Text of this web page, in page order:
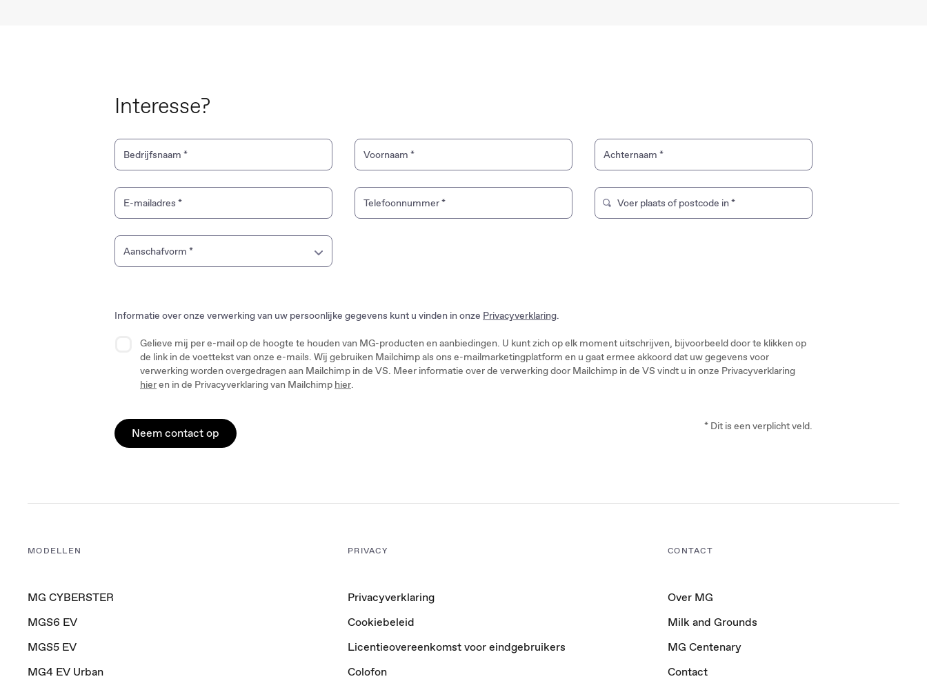
Interesse?
Bedrijfsnaam * Voornaam * Achternaam *
E-mailadres * Telefoonnummer* Typ om te zoeken naar een merkwinkel. Gebruik de
Voer plaats of postcode in*
Aanschafvorm *
Netto bijtelling vanaf
Financial Lease
Informatie over onze verwerking van uw persoonlijke gegevens kunt u vinden in onze Privacyverklaring.
Gelieve mij per e-mail op de hoogte te houden van MG-producten en aanbiedingen. U kunt zich op elk moment uitschrijven, bijvoorbeeld door te klikken op
de link in de voettekst van onze e-mails. Wij gebruiken Mailchimp als ons e-mailmarketingplatform en u gaat ermee akkoord dat uw gegevens voor
verwerking worden overgedragen aan Mailchimp in de VS. Meer informatie over de verwerking door Mailchimp in de VS vindt u in onze Privacyverklaring
hieren in de Privacyverklaring van Mailchimp hier.
Neem contact op * Dit is een verplicht veld.
MODELLEN
MG CYBERSTER
MGS6 EV
MGS5 EV
MG4 EV Urban
PRIVACY
Privacyverklaring
Cookiebeleid
Licentieovereenkomst voor eindgebruikers
Colofon
CONTACT
Over MG
Milk and Grounds
MG Centenary
Contact